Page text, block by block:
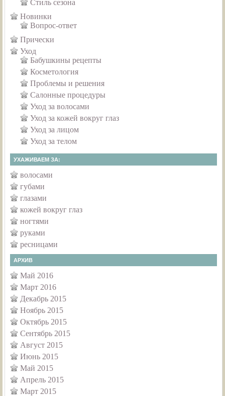
Стиль сезона
Новинки
Вопрос-ответ
Прически
Уход
Бабушкины рецепты
Косметология
Проблемы и решения
Салонные процедуры
Уход за волосами
Уход за кожей вокруг глаз
Уход за лицом
Уход за телом
УХАЖИВАЕМ ЗА:
волосами
губами
глазами
кожей вокруг глаз
ногтями
руками
ресницами
АРХИВ
Май 2016
Март 2016
Декабрь 2015
Ноябрь 2015
Октябрь 2015
Сентябрь 2015
Август 2015
Июнь 2015
Май 2015
Апрель 2015
Март 2015